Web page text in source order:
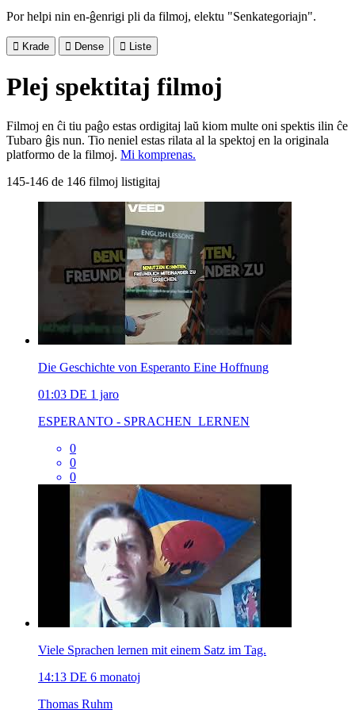
Por helpi nin en-ĝenrigi pli da filmoj, elektu "Senkategoriajn".
 Krade  Dense  Liste
Plej spektitaj filmoj
Filmoj en ĉi tiu paĝo estas ordigitaj laŭ kiom multe oni spektis ilin ĉe
Tubaro ĝis nun. Tio neniel estas rilata al la spektoj en la originala
platformo de la filmoj. Mi komprenas.
145-146 de 146 filmoj listigitaj
Die Geschichte von Esperanto Eine Hoffnung
01:03 DE 1 jaro
ESPERANTO - SPRACHEN_LERNEN
0
0
0
Viele Sprachen lernen mit einem Satz im Tag.
14:13 DE 6 monatoj
Thomas Ruhm